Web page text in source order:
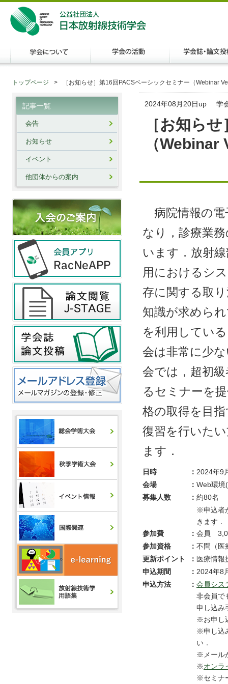
トップページ ［お知らせ］第16回PACSベーシックセミナー（Webinar
2024年08月20日up 学
［お知ら
（
病院情報の電
なり，診療業
います．放射
用におけるシ
存に関する取
知識が求めら
を利用してい
会は非常に少
会では，超初
るセミナーを
格の取得を目
復習を行いた
ます．
日時 ： 2024年9
会場
： Web環境
募集人数
： 約80名
※申込者
きます．
参加費
： 会員
参加資格
： 不問（医
更新ポイント
： 医療情
申込期間
： 2024年8
申込方法
： 会員シス
非会員で
申し込み
※お申し
※申し込
い．
※メール
※ オンラ
※セミナ
記事一覧
会告
お知らせ
イベント
他団体からの案内